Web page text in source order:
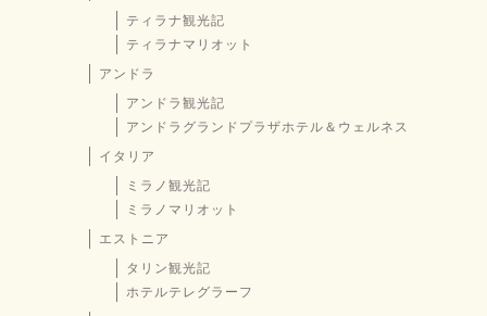
ティラナ観光記
ティラナマリオット
アンドラ
アンドラ観光記
アンドラグランドプラザホテル＆ウェルネス
イタリア
ミラノ観光記
ミラノマリオット
エストニア
タリン観光記
ホテルテレグラーフ